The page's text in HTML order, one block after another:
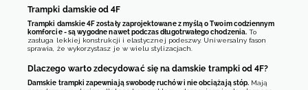
Trampki damskie od 4F
Trampki damskie 4F zostały zaprojektowane z myślą o Twoim codziennym
komforcie - są wygodne nawet podczas długotrwałego chodzenia.To
zasługa lekkiej konstrukcji i elastycznej podeszwy. Uniwersalny fason
sprawia, że wykorzystasz je w wielu stylizacjach.
Dlaczego warto zdecydować się na damskie trampki od 4F?
Damskie trampki zapewniają swobodę ruchów i nie obciążają stóp. Mają